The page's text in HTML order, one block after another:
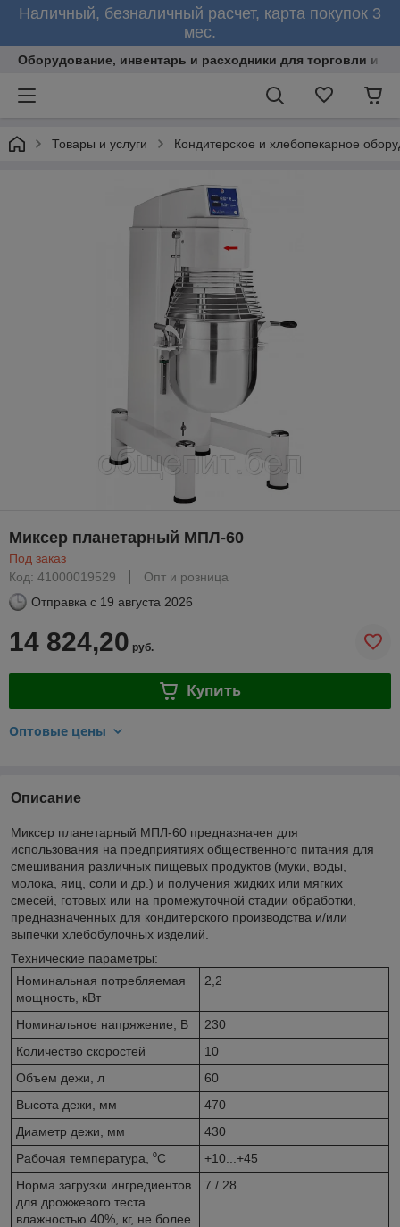
Наличный, безналичный расчет, карта покупок 3
мес.
Оборудование, инвентарь и расходники для торговли и
Товары и услуги Кондитерское и хлебопекарное
Миксер планетарный МПЛ-60
Под заказ
Код: 41000019529
Опт и розница
Отправка с 19 августа 2026
14 824,20 руб.
Купить
Оптовые цены
Описание
Миксер планетарный МПЛ-60 предназначен для
использования на предприятиях общественного питания для
смешивания различных пищевых продуктов (муки, воды,
молока, яиц, соли и др.) и получения жидких или мягких
смесей, готовых или на промежуточной стадии обработки,
предназначенных для кондитерского производства и/или
выпечки хлебобулочных изделий.
Технические параметры:
Номинальная потребляемая
мощность, кВт
2,2
Номинальное напряжение, В
230
Количество скоростей
10
Объем дежи, л
60
Высота дежи, мм
470
Диаметр дежи, мм
430
Рабочая температура, ⁰С
+10...+45
Норма загрузки ингредиентов
для дрожжевого теста
влажностью 40%, кг, не более
7 / 28